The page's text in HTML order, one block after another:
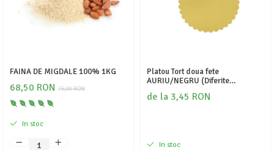
FAINA DE MIGDALE 100% 1KG
76,00 RON
68,50 RON
In stoc
Platou Tort doua fete
AURIU/NEGRU (Diferite
de la 3,45 RON
In stoc